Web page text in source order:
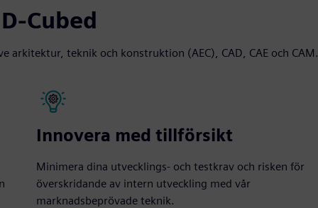
Cubed
teknik och konstruktion (AEC), CAD, CAE och CAM.
Innovera med tillförsikt
Minimera dina utvecklings- och testkrav och risken för
överskridande av intern utveckling med vår
marknadsbeprövade teknik.